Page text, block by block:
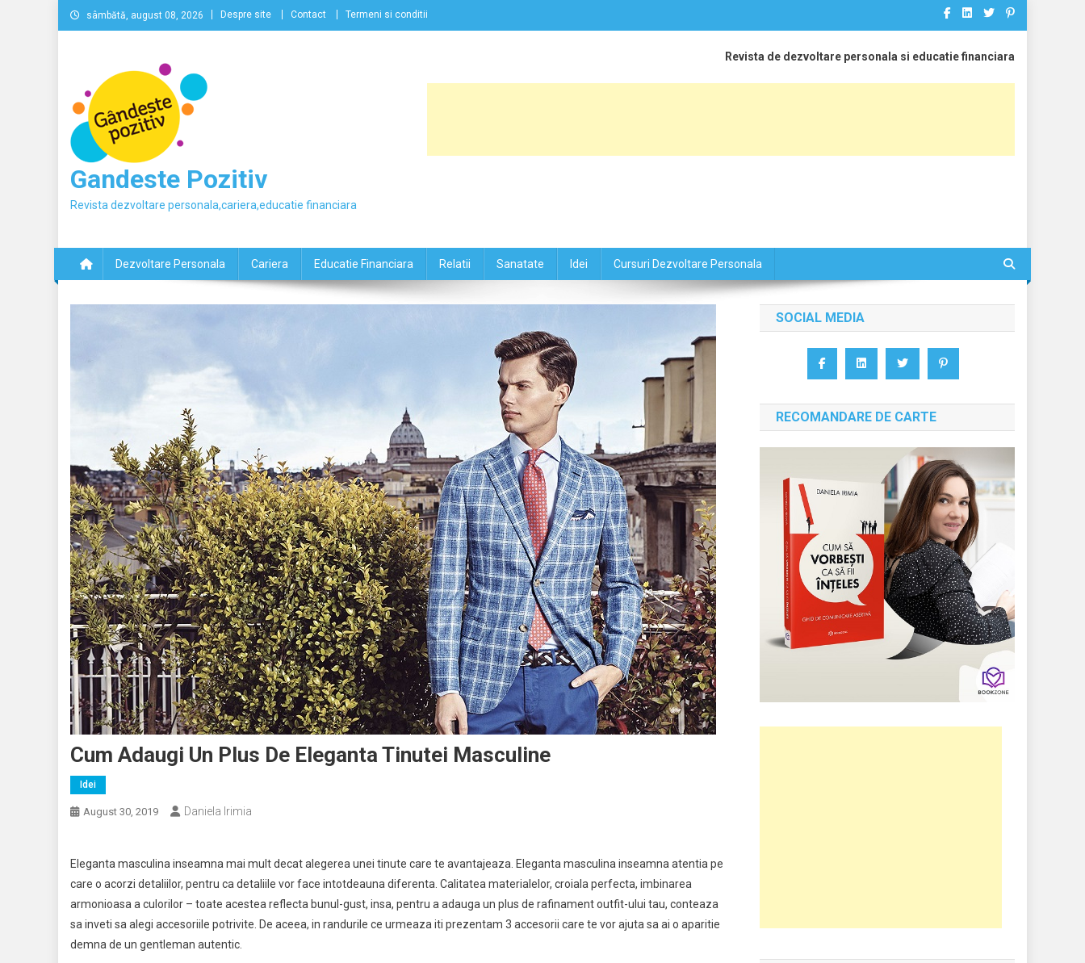
Skip
to
sâmbătă, august 08, 2026 Despre site Contact Termeni si conditii
Gandeste Pozitiv
Revista dezvoltare personala,cariera,educatie financiara
Revista de dezvoltare personala si educatie financiara
Dezvoltare Personala Cariera Educatie Financiara Relatii Sanatate Idei Cursuri Dezvoltare Personala
Cum Adaugi Un Plus De Eleganta Tinutei Masculine
Idei
August 30, 2019 Daniela Irimia
Eleganta masculina inseamna mai mult decat alegerea unei tinute care te avantajeaza. Eleganta masculina inseamna atentia pe
care o acorzi detaliilor, pentru ca detaliile vor face intotdeauna diferenta. Calitatea materialelor, croiala perfecta, imbinarea
armonioasa a culorilor – toate acestea reflecta bunul-gust, insa, pentru a adauga un plus de rafinament outfit-ului tau, conteaza
sa inveti sa alegi accesoriile potrivite. De aceea, in randurile ce urmeaza iti prezentam 3 accesorii care te vor ajuta sa ai o aparitie
demna de un gentleman autentic.
SOCIAL MEDIA
RECOMANDARE DE CARTE